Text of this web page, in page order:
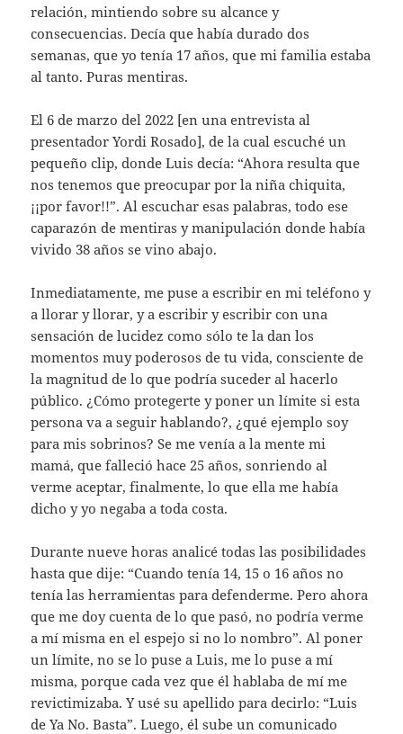
relación, mintiendo sobre su alcance y
consecuencias. Decía que había durado dos
semanas, que yo tenía 17 años, que mi familia estaba
al tanto. Puras mentiras.
El 6 de marzo del 2022 [en una entrevista al
presentador Yordi Rosado], de la cual escuché un
pequeño clip, donde Luis decía: “Ahora resulta que
nos tenemos que preocupar por la niña chiquita,
¡¡por favor!!”. Al escuchar esas palabras, todo ese
caparazón de mentiras y manipulación donde había
vivido 38 años se vino abajo.
Inmediatamente, me puse a escribir en mi teléfono y
a llorar y llorar, y a escribir y escribir con una
sensación de lucidez como sólo te la dan los
momentos muy poderosos de tu vida, consciente de
la magnitud de lo que podría suceder al hacerlo
público. ¿Cómo protegerte y poner un límite si esta
persona va a seguir hablando?, ¿qué ejemplo soy
para mis sobrinos? Se me venía a la mente mi
mamá, que falleció hace 25 años, sonriendo al
verme aceptar, finalmente, lo que ella me había
dicho y yo negaba a toda costa.
Durante nueve horas analicé todas las posibilidades
hasta que dije: “Cuando tenía 14, 15 o 16 años no
tenía las herramientas para defenderme. Pero ahora
que me doy cuenta de lo que pasó, no podría verme
a mí misma en el espejo si no lo nombro”. Al poner
un límite, no se lo puse a Luis, me lo puse a mí
misma, porque cada vez que él hablaba de mí me
revictimizaba. Y usé su apellido para decirlo: “Luis
de Ya No. Basta”. Luego, él sube un comunicado